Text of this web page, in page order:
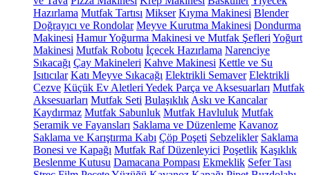
Hazırlama Mutfak Tartısı Mikser Kıyma Makinesi Blender
Doğrayıcı ve Rondolar Meyve Kurutma Makinesi Dondurma
Makinesi Hamur Yoğurma Makinesi ve Mutfak Şefleri Yoğurt
Makinesi Mutfak Robotu İçecek Hazırlama Narenciye
Sıkacağı Çay Makineleri Kahve Makinesi Kettle ve Su
Isıtıcılar Katı Meyve Sıkacağı Elektrikli Semaver Elektrikli
Cezve Küçük Ev Aletleri Yedek Parça ve Aksesuarları Mutfak
Aksesuarları Mutfak Seti Bulaşıklık Askı ve Kancalar
Kaydırmaz Mutfak Sabunluk Mutfak Havluluk Mutfak
Seramik ve Fayansları Saklama ve Düzenleme Kavanoz
Saklama ve Karıştırma Kabı Çöp Poşeti Sebzelikler Saklama
Bonesi ve Kapağı Mutfak Raf Düzenleyici Poşetlik Kaşıklık
Beslenme Kutusu Damacana Pompası Ekmeklik Sefer Tası